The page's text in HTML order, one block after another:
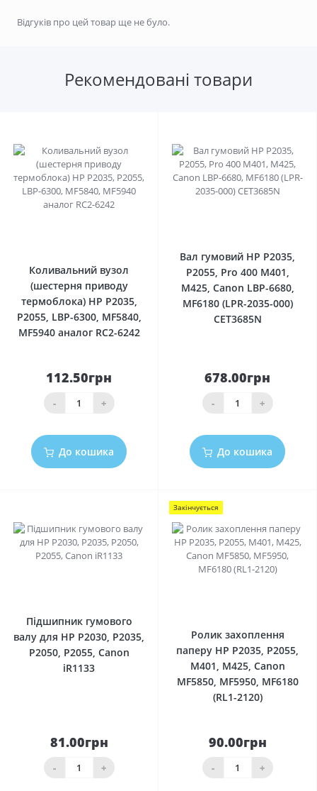
Відгуків про цей товар ще не було.
Рекомендовані товари
Коливальний вузол
(шестерня приводу
термоблока) HP P2035,
P2055, LBP-6300, MF5840,
MF5940 аналог RC2-6242
112.50грн
- +
До кошика
Вал гумовий HP P2035,
P2055, Pro 400 M401,
M425, Canon LBP-6680,
MF6180 (LPR-2035-000)
CET3685N
678.00грн
- +
До кошика
Підшипник гумового
валу для HP P2030, P2035,
P2050, P2055, Canon
iR1133
81.00грн
- +
Закінчується
Ролик захоплення
паперу HP P2035, P2055,
M401, M425, Canon
MF5850, MF5950, MF6180
(RL1-2120)
90.00грн
- +